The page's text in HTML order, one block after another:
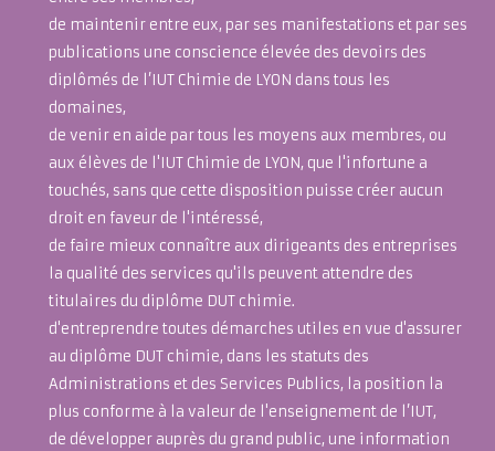
de maintenir entre eux, par ses manifestations et par ses
publications une conscience élevée des devoirs des
diplômés de l’IUT Chimie de LYON dans tous les
domaines,
de venir en aide par tous les moyens aux membres, ou
aux élèves de l'IUT Chimie de LYON, que l'infortune a
touchés, sans que cette disposition puisse créer aucun
droit en faveur de l'intéressé,
de faire mieux connaître aux dirigeants des entreprises
la qualité des services qu'ils peuvent attendre des
titulaires du diplôme DUT chimie.
d'entreprendre toutes démarches utiles en vue d'assurer
au diplôme DUT chimie, dans les statuts des
Administrations et des Services Publics, la position la
plus conforme à la valeur de l'enseignement de l’IUT,
de développer auprès du grand public, une information